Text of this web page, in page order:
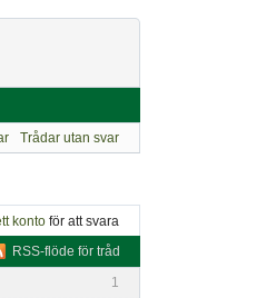
Trådar utan svar
konto för att svara
RSS-flöde för tråd
1